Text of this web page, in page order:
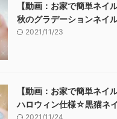
【動画：お家で簡単ネイル
秋のグラデーションネイ
2021/11/23
【動画：お家で簡単ネイル
ハロウィン仕様☆黒猫ネ
2021/11/24